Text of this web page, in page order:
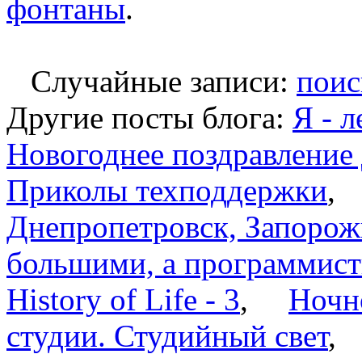
фонтаны.
Случайные записи:
Другие посты блога: Я -
Новогоднее
Приколы техподдержки
Днепропетровск,
большими, а
History of Life - 3,
студии. Студийный свет